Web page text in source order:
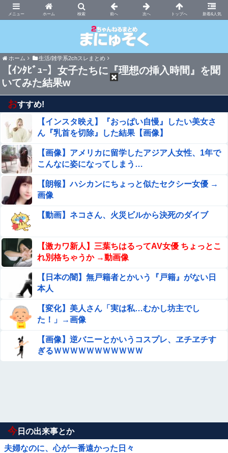
ホーム 新着&人気
まにゅそく 2chまとめニュース速報VIP
ホーム 生活/雑学系2chスレまとめ
【ｲﾝﾀﾋﾞｭｰ】女子たちに『理想の挿入時間』を聞
いてみた結果w
おすすめ!
【インスタ映え】『おっぱい自慢』したい美女さ
ん『乳首を切除』した結果【画像】
【画像】アメリカに留学したアジア人女性、1年で
こんなに姿になってしまう…
【朗報】ハシカンにちょっと似たセクシー女優 →
画像
【動画】ネコさん、火災ビルから決死のダイブ
【激カワ新人】三葉ちはるってAV女優 ちょっとこ
れ別格ちゃうか →動画像
【日本の闇】無戸籍者とかいう『戸籍』がない日
本人
【変化】美人さん「実は私…むかし坊主でし
た！」→画像
【画像】逆バニーとかいうコスプレ、ヱチヱチす
ぎるＷＷＷＷＷＷＷＷＷＷＷ
今 日の出来事とか
夫婦なのに、心が一番遠かった日々